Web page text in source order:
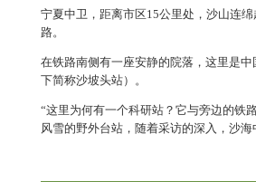
宁夏中卫，距离市区15公里处，沙山连
路。
在铁路南侧有一座安静的院落，这里是
下简称沙坡头站）。
“这里为何有一个科研站？它与旁边的铁
风雪的野外台站，随着采访的深入，沙